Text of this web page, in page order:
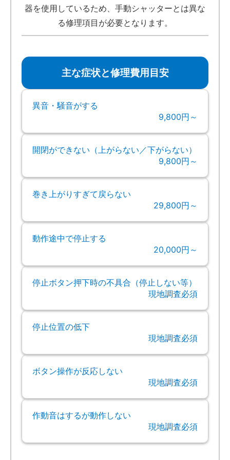
器を使用しているため、手動シャッターとは異な
る修理項目が必要となります。
主な症状と修理費用目安
異音・騒音がする
9,800円～
開閉ができない（上がらない／下がらない）
9,800円～
巻き上がりすぎて戻らない
29,800円～
動作途中で停止する
20,000円～
停止ボタン押下時の不具合（停止しない等）
現地調査必須
停止位置の低下
現地調査必須
ボタン操作が反応しない
現地調査必須
作動音はするが動作しない
現地調査必須